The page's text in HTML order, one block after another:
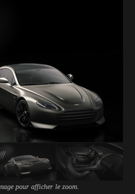
pour afficher le zoom.